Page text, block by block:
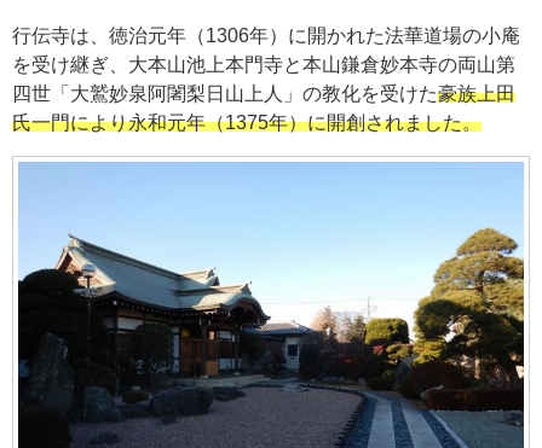
行伝寺は、徳治元年（1306年）に開かれた法華道場の小庵
を受け継ぎ、大本山池上本門寺と本山鎌倉妙本寺の両山第
四世「大鷲妙泉阿闍梨日山上人」の教化を受けた豪族上田
氏一門により永和元年（1375年）に開創されました。